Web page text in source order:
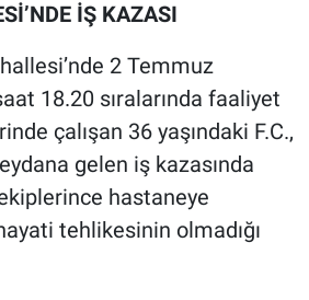
İŞ KAZASI
2 Temmuz
18.20 sıralarında faaliyet
çalışan 36 yaşındaki F.C.,
gelen iş kazasında
hastaneye
tehlikesinin olmadığı